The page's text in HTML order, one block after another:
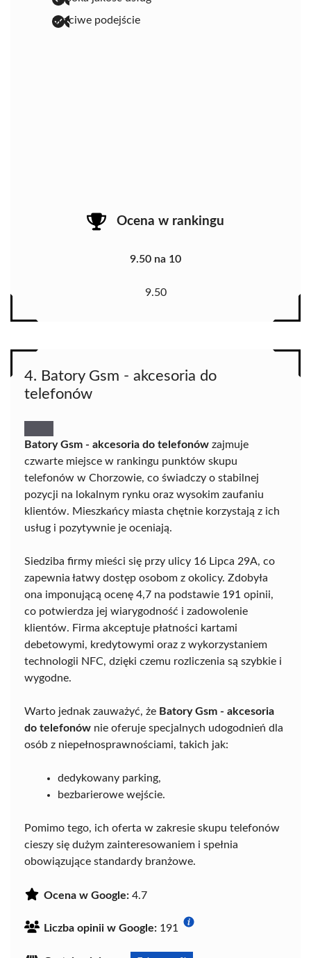
uczciwe podejście
Ocena w rankingu
9.50 na 10
9.50
4. Batory Gsm - akcesoria do
telefonów
Batory Gsm - akcesoria do telefonów zajmuje
czwarte miejsce w rankingu punktów skupu
telefonów w Chorzowie, co świadczy o stabilnej
pozycji na lokalnym rynku oraz wysokim zaufaniu
klientów. Mieszkańcy miasta chętnie korzystają z ich
usług i pozytywnie je oceniają.
Siedziba firmy mieści się przy ulicy 16 Lipca 29A, co
zapewnia łatwy dostęp osobom z okolicy. Zdobyła
ona imponującą ocenę 4,7 na podstawie 191 opinii,
co potwierdza jej wiarygodność i zadowolenie
klientów. Firma akceptuje płatności kartami
debetowymi, kredytowymi oraz z wykorzystaniem
technologii NFC, dzięki czemu rozliczenia są szybkie i
wygodne.
Warto jednak zauważyć, że Batory Gsm - akcesoria
do telefonów nie oferuje specjalnych udogodnień dla
osób z niepełnosprawnościami, takich jak:
dedykowany parking,
bezbarierowe wejście.
Pomimo tego, ich oferta w zakresie skupu telefonów
cieszy się dużym zainteresowaniem i spełnia
obowiązujące standardy branżowe.
Ocena w Google: 4.7
Liczba opinii w Google: 191